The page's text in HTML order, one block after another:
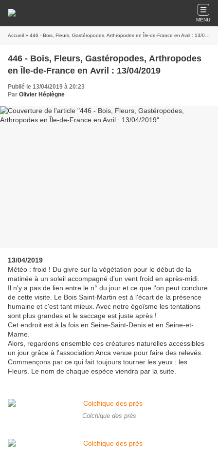
MENU
Accueil » 446 - Bois, Fleurs, Gastéropodes, Arthropodes en Île-de-France en Avril : 13/04/2019
446 - Bois, Fleurs, Gastéropodes, Arthropodes
en Île-de-France en Avril : 13/04/2019
Publié le 13/04/2019 à 20:23
Par Olivier Hépiègne
13/04/2019
Météo : froid ! Du givre sur la végétation pour le début de la
matinée à un soleil accompagné d'un vent froid en après-midi.
Il n'y a pas de lien entre le n° du jour et ce que l'on peut conclure
de cette visite. Le Bois Saint-Martin est à l'écart de la présence
humaine et c'est tant mieux. Avec notre égoïsme les tentations
sont plus grandes et le saccage est juste après !
Cet endroit est à la fois en Seine-Saint-Denis et en Seine-et-
Marne.
Alors, regardons ensemble ces créatures naturelles accessibles
un jour grâce à l'association Anca venue pour faire des relevés.
Commençons par ce qui fait toujours tourner les yeux : les
Fleurs. Le nom de chaque espèce viendra par la suite.
Colchique des près